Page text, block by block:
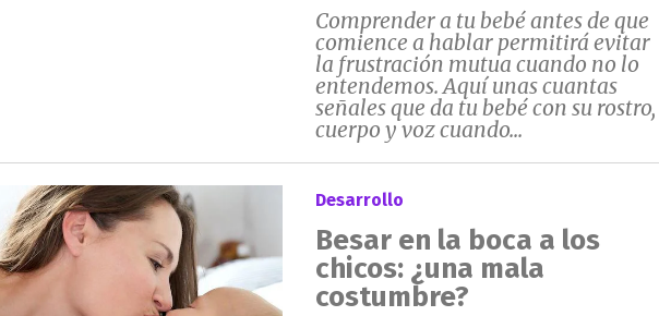
Comprender a tu bebé antes de que
comience a hablar permitirá evitar
la frustración mutua cuando no lo
entendemos. Aquí unas cuantas
señales que da tu bebé con su rostro,
cuerpo y voz cuando...
Desarrollo
Besar en la boca a los
chicos: ¿una mala
costumbre?